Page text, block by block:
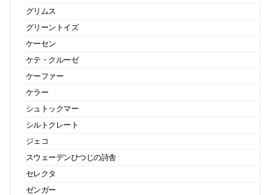
グリムス
グリーントイズ
ケーセン
ケテ・クルーゼ
ケーファー
ケラー
シュトックマー
シルトクレート
ジェコ
スウェーデンひつじの詩舎
セレクタ
ゼンガー